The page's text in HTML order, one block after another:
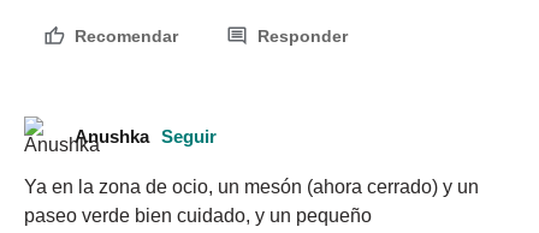
Recomendar Responder
Anushka Seguir
Ya en la zona de ocio, un mesón (ahora cerrado) y un
paseo verde bien cuidado, y un pequeño